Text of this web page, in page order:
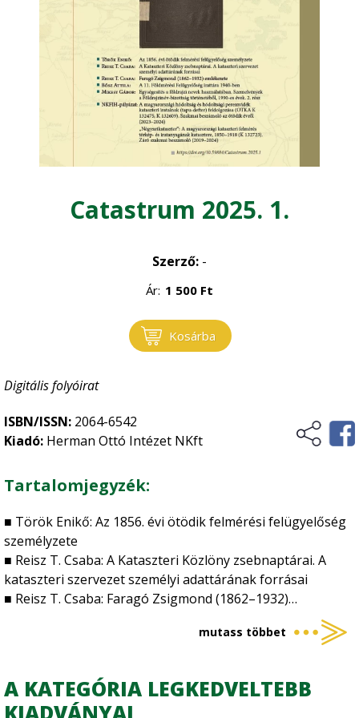
Magyar Állatorvosok Lapja
Catastrum 2025. 1.
Szerző: -
Ár: 1 500 Ft
Kosárba
Digitális folyóirat
ISBN/ISSN: 2064-6542
Kiadó: Herman Ottó Intézet NKft
Tartalomjegyzék:
■ Török Enikő: Az 1856. évi ötödik felmérési felügyelőség
személyzete
■ Reisz T. Csaba: A Kataszteri Közlöny zsebnaptárai. A
kataszteri szervezet személyi adattárának forrásai
■ Reisz T. Csaba: Faragó Zsigmond (1862–1932)
■ Bősz Attila: A 11. Földmérési Felügyelőség irattára 1940-
■ Mikesy Gábor: Egységesítés a földrajzi nevek
használatában. Szemelvények a Földrajzinév-bizottság
történetéből, 1990-es évek. 2. rész
mutass többet
A KATEGÓRIA LEGKEDVELTEBB
KIADVÁNYAI